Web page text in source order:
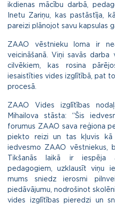
ikdienas mācību darbā,
Inetu Zariņu, kas pastāstīja,
pareizi plānojot savu kapsulas
ZAAO vēstnieku loma ir
veicināšanā. Viņi savās
cilvēkiem, kas rosina
iesaistīties vides izglītībā, pat
procesā.
ZAAO Vides izglītības
Mihailova stāsta: “Šis
forumus ZAAO sava reģiona
piekto reizi un tas kļuvis kā
iedvesmo ZAAO vēstniekus,
Tikšanās laikā ir iespēja
pedagogiem, uzklausīt viņu
mums sniedz ierosmi
piedāvājumu, nodrošinot
vides izglītības pieredzi un